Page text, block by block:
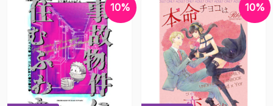
10% 10%